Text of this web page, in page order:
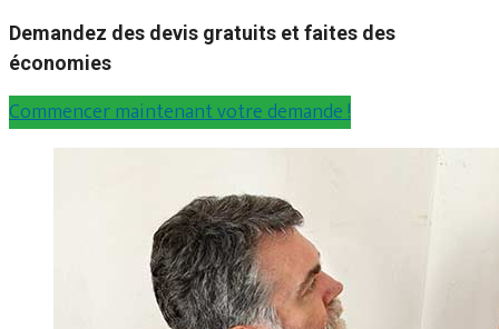
Demandez des devis gratuits et faites des
économies
Commencer maintenant votre demande !